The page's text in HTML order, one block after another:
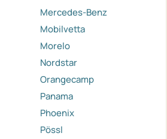
Mercedes-Benz
Mobilvetta
Morelo
Nordstar
Orangecamp
Panama
Phoenix
Pössl